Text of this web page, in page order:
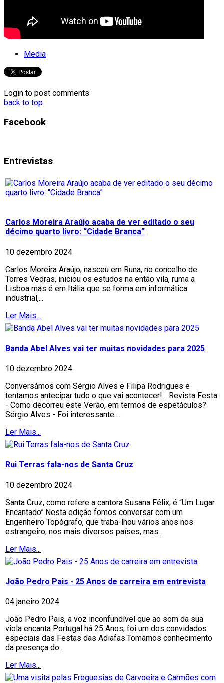
Media
Login to post comments
back to top
Facebook
Entrevistas
Carlos Moreira Araújo acaba de ver editado o seu
décimo quarto livro: “Cidade Branca”
10 dezembro 2024
Carlos Moreira Araújo, nasceu em Runa, no concelho de
Torres Vedras, iniciou os estudos na então vila, ruma a
Lisboa mas é em Itália que se forma em informática
industrial,...
Ler Mais...
Banda Abel Alves vai ter muitas novidades para 2025
10 dezembro 2024
Conversámos com Sérgio Alves e Filipa Rodrigues e
tentamos antecipar tudo o que vai acontecer!... Revista Festa
- Como decorreu este Verão, em termos de espetáculos?
Sérgio Alves - Foi interessante....
Ler Mais...
Rui Terras fala-nos de Santa Cruz
10 dezembro 2024
Santa Cruz, como refere a cantora Susana Félix, é “Um Lugar
Encantado”.Nesta edição fomos conversar com um
Engenheiro Topógrafo, que traba-lhou vários anos nos
estrangeiro, nos mais diversos países, mas...
Ler Mais...
João Pedro Pais - 25 Anos de carreira em entrevista
04 janeiro 2024
João Pedro Pais, a voz inconfundível que ao som da sua
viola encanta Portugal há 25 Anos, foi um dos convidados
especiais das Festas das Adiafas.Tomámos conhecimento
da presença do...
Ler Mais...